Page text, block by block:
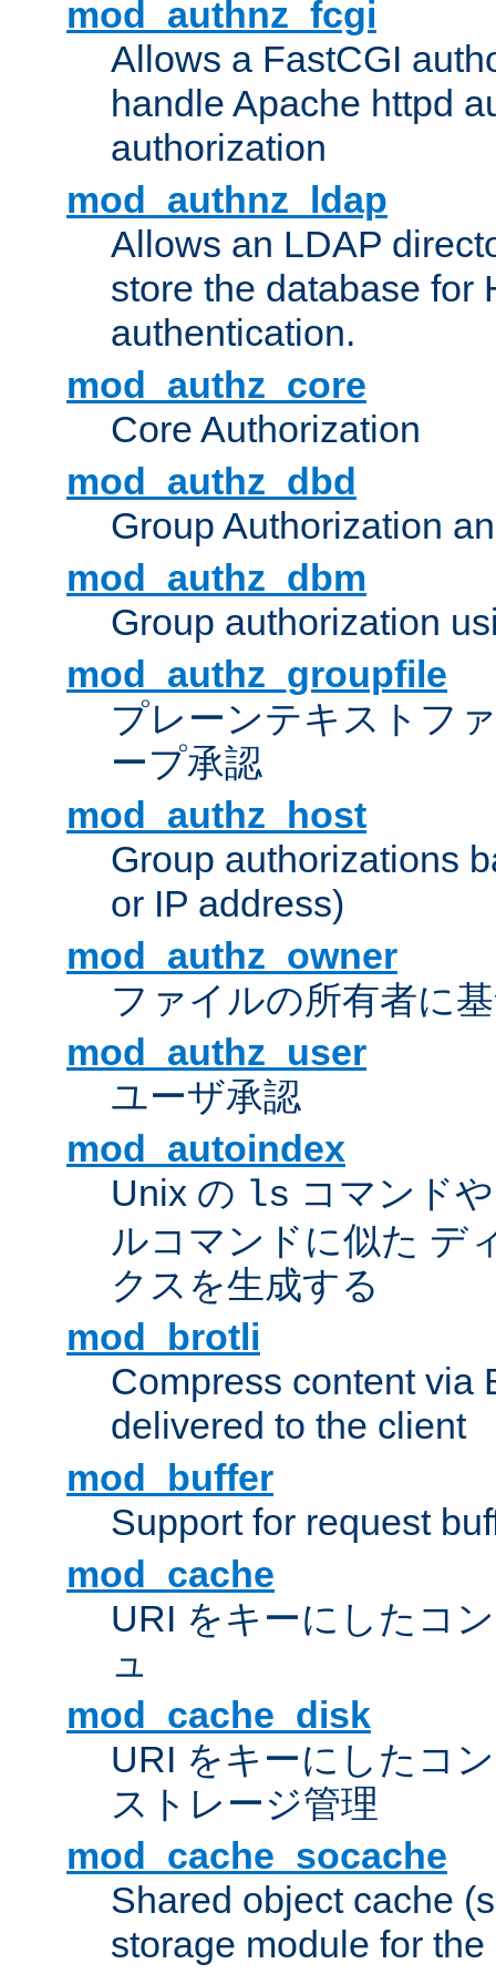
mod_authnz_fcgi
Allows a FastCGI
handle Apache httpd
authorization
mod_authnz_ldap
Allows an LDAP
store the database for
authentication.
mod_authz_core
Core Authorization
mod_authz_dbd
Group Authorization
mod_authz_dbm
Group authorization
mod_authz_groupfile
プレーンテキストフ
ープ承認
mod_authz_host
Group authorizations
or IP address)
mod_authz_owner
ファイルの所有者に
mod_authz_user
ユーザ承認
mod_autoindex
Unix の ls コマンド
ルコマンドに似た デ
クスを生成する
mod_brotli
Compress content via
delivered to the client
mod_buffer
Support for request
mod_cache
URI をキーにしたコ
ュ
mod_cache_disk
URI をキーにしたコ
ストレージ管理
mod_cache_socache
Shared object cache
storage module for